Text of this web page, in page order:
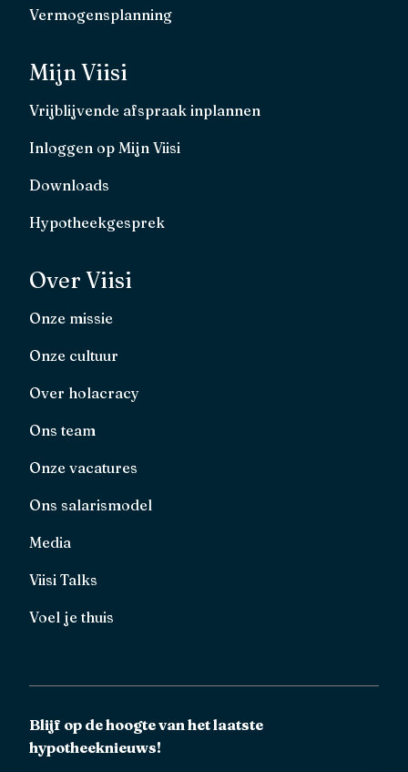
Vermogensplanning
Mijn Viisi
Vrijblijvende afspraak inplannen
Inloggen op Mijn Viisi
Downloads
Hypotheekgesprek
Over Viisi
Onze missie
Onze cultuur
Over holacracy
Ons team
Onze vacatures
Ons salarismodel
Media
Viisi Talks
Voel je thuis
Blijf op de hoogte van het laatste
hypotheeknieuws!